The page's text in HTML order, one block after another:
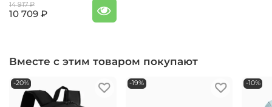
14 917 ₽
10 709 ₽
Вместе с этим товаром покупают
-20% -19% -10%